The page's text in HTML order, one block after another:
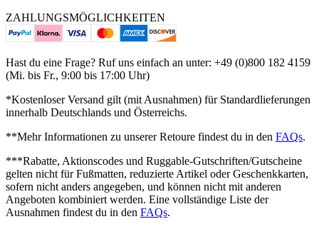
ZAHLUNGSMÖGLICHKEITEN
Hast du eine Frage? Ruf uns einfach an unter: +49 (0)800 182 4159
(Mi. bis Fr., 9:00 bis 17:00 Uhr)
*Kostenloser Versand gilt (mit Ausnahmen) für Standardlieferungen
innerhalb Deutschlands und Österreichs.
**Mehr Informationen zu unserer Retoure findest du in den FAQs.
***Rabatte, Aktionscodes und Ruggable-Gutschriften/Gutscheine
gelten nicht für Fußmatten, reduzierte Artikel oder Geschenkkarten,
sofern nicht anders angegeben, und können nicht mit anderen
Angeboten kombiniert werden. Eine vollständige Liste der
Ausnahmen findest du in den FAQs.